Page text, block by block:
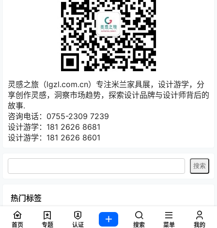
灵感之旅（lgzl.com.cn）专注米兰家具展，设计游学，分
享创作灵感，洞察市场趋势，探索设计品牌与设计师背后的
故事.
咨询电话：0755-2309 7239
设计游学：181 2626 8681
设计游学：181 2626 8601
热门标签
2020年意大利米兰家具展 2020米兰家具展
imm cologne
首页 专题 认证 搜索 菜单 我的